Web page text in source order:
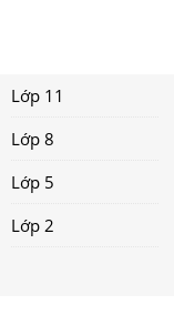
Lớp 11
Lớp 8
Lớp 5
Lớp 2